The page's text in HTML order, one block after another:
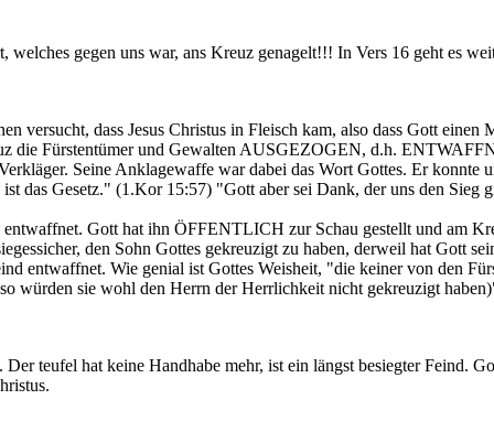
welches gegen uns war, ans Kreuz genagelt!!! In Vers 16 geht es
versucht, dass Jesus Christus in Fleisch kam, also dass Gott einen
die Fürstentümer und Gewalten AUSGEZOGEN, d.h.
Seine Anklagewaffe war dabei das Wort Gottes. Er konnte
das Gesetz." (1.Kor 15:57) "Gott aber sei Dank, der uns den Sieg
Gott hat ihn ÖFFENTLICH zur Schau gestellt und am
den Sohn Gottes gekreuzigt zu haben, derweil hat Gott
entwaffnet. Wie genial ist Gottes Weisheit, "die keiner von den
würden sie wohl den Herrn der Herrlichkeit nicht gekreuzigt
teufel hat keine Handhabe mehr, ist ein längst besiegter Feind.